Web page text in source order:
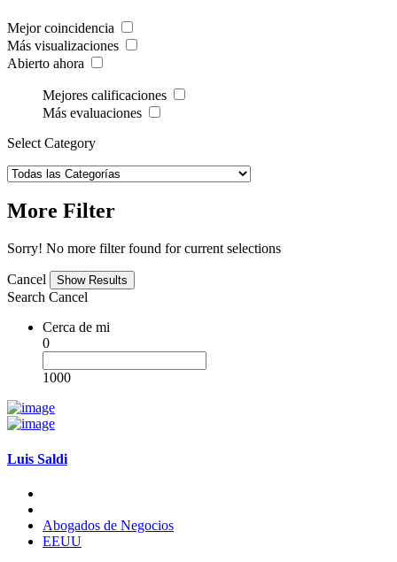
Mejor coincidencia
Más visualizaciones
Abierto ahora
Mejores calificaciones
Más evaluaciones
Select Category
More Filter
Sorry! No more filter found for current selections
Cancel
Search Cancel
Cerca de mi
0
1000
Luis Saldi
Abogados de Negocios
EEUU